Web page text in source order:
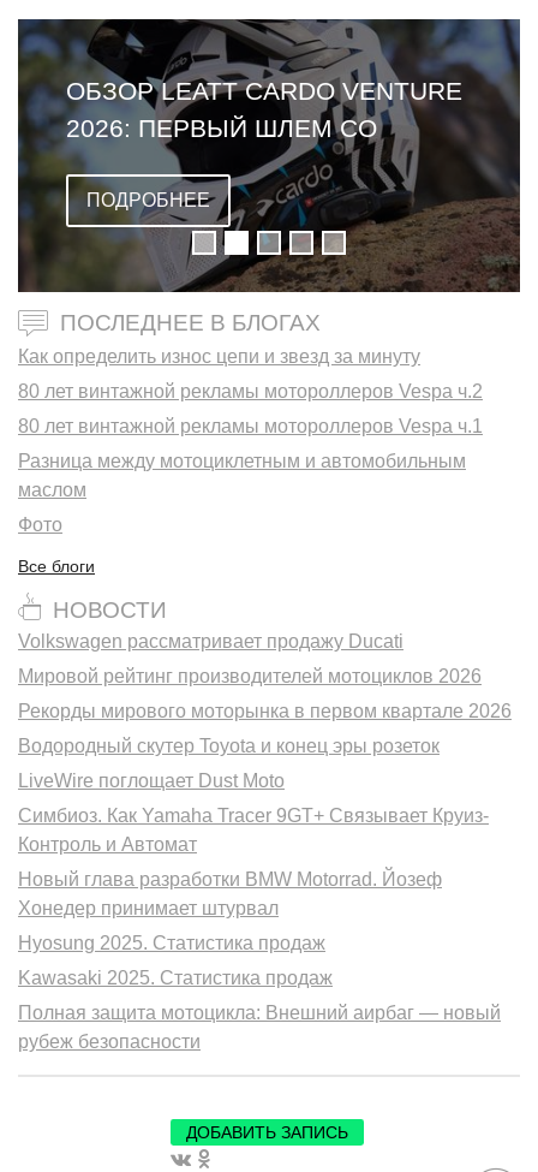
ОБЗОР LEATT CARDO VENTURE
2026: ПЕРВЫЙ ШЛЕМ СО
ВСТРОЕННОЙ ГАРНИТУРОЙ
ПОДРОБНЕЕ
ПОСЛЕДНЕЕ В БЛОГАХ
Как определить износ цепи и звезд за минуту
80 лет винтажной рекламы мотороллеров Vespa ч.2
80 лет винтажной рекламы мотороллеров Vespa ч.1
Разница между мотоциклетным и автомобильным
маслом
Фото
Все блоги
НОВОСТИ
Volkswagen рассматривает продажу Ducati
Мировой рейтинг производителей мотоциклов 2026
Рекорды мирового моторынка в первом квартале 2026
Водородный скутер Toyota и конец эры розеток
LiveWire поглощает Dust Moto
Симбиоз. Как Yamaha Tracer 9GT+ Связывает Круиз-
Контроль и Автомат
Новый глава разработки BMW Motorrad. Йозеф
Хонедер принимает штурвал
Hyosung 2025. Статистика продаж
Kawasaki 2025. Статистика продаж
Полная защита мотоцикла: Внешний аирбаг — новый
рубеж безопасности
ДОБАВИТЬ ЗАПИСЬ